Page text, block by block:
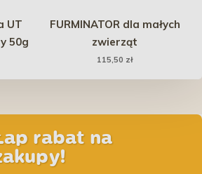
UT
50g
FURMINATOR dla małych
zwierząt
115,50 zł
rabat na